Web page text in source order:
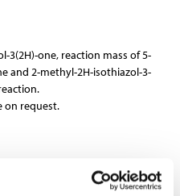
3(2H)-one, reaction mass of 5-
and 2-methyl-2H-isothiazol-3-
on request.